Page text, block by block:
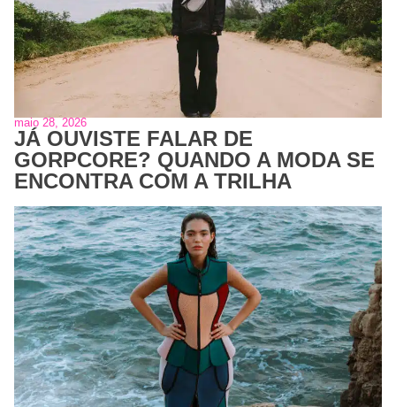
maio 28, 2026
JÁ OUVISTE FALAR DE
GORPCORE? QUANDO A MODA SE
ENCONTRA COM A TRILHA